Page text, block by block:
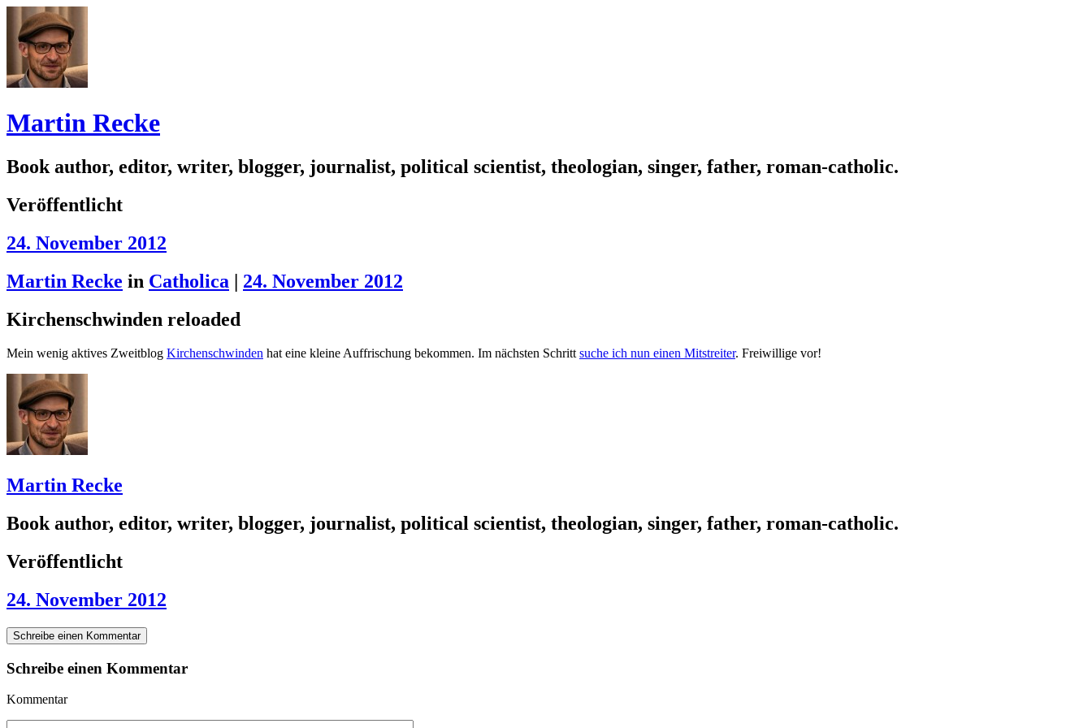
Martin Recke
Book author, editor, writer, blogger, journalist, political scientist, theologian, singer, father, roman-catholic.
Veröffentlicht
24. November 2012
Martin Recke in Catholica | 24. November 2012
Kirchenschwinden reloaded
Mein wenig aktives Zweitblog Kirchenschwinden hat eine kleine Auffrischung bekommen. Im nächsten Schrittsuche ich nun einen Mitstreiter. Freiwillige vor!
Martin Recke
Book author, editor, writer, blogger, journalist, political scientist, theologian, singer, father, roman-catholic.
Veröffentlicht
24. November 2012
Schreibe einen Kommentar
Schreibe einen Kommentar
Kommentar